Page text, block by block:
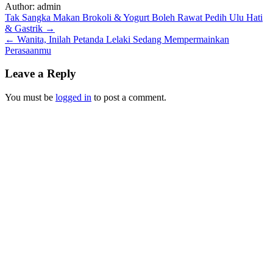
Author: admin
Post
navigation
Tak Sangka Makan Brokoli & Yogurt Boleh Rawat Pedih Ulu Hati
& Gastrik →
← Wanita, Inilah Petanda Lelaki Sedang Mempermainkan
Perasaanmu
Leave a Reply
You must be logged in to post a comment.